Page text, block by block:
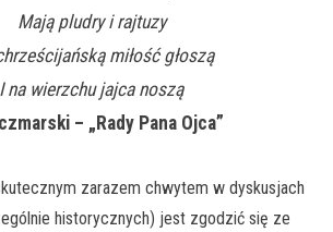
Mają pludry i rajtuzy
miłość głoszą
I na wierzchu jajca noszą
– „Rady Pana Ojca”
zarazem chwytem w dyskusjach
historycznych) jest zgodzić się ze